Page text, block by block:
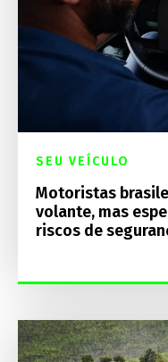
SEU VEÍCULO
Motoristas
volante, mas
riscos de